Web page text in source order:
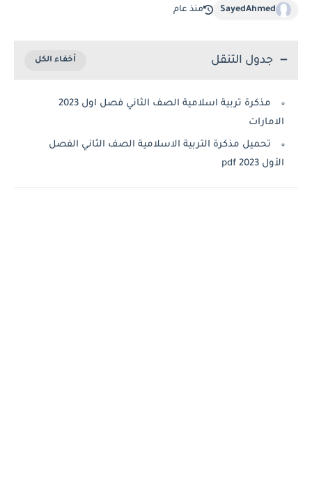
SayedAhmed منذ عام
جدول التنقل
مذكرة تربية اسلامية الصف الثاني فصل اول 2023
تحميل مذكرة التربية الاسلامية الصف الثاني الفصل